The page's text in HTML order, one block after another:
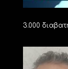
3.000